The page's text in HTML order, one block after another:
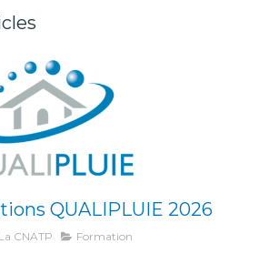
QUALIPLUIE 2026
La CNATP Formation